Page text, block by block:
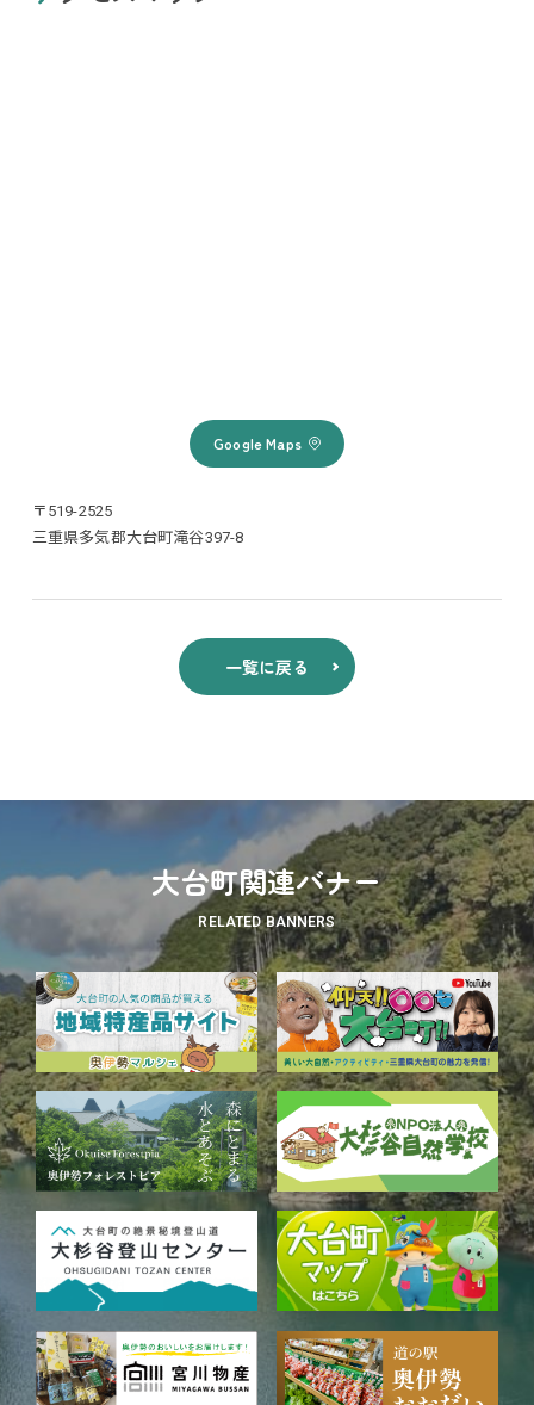
〒519-2525
三重県多気郡大台町滝谷397-8
Google Maps
一覧に戻る
大台町関連バナー
RELATED BANNERS